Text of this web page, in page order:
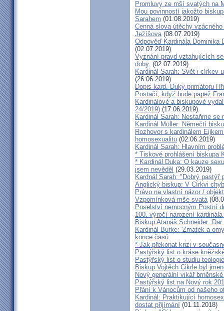
Promluvy ze mší svatých na
Mou povinností jakožto
Sarahem (01.08.2019)
Cenná slova útěchy
Ježíšova(08.07.2019)
Odpověď Kardinála Dominika
(02.07.2019)
Vyznání pravd vztahujících
doby. (02.07.2019)
Kardinál Sarah: Svět i církev
(26.06.2019)
Dopis kard. Duky primátoru
Postačí, když bude papež
Kardinálové a biskupové
24/2019) (17.06.2019)
Kardinál Sarah: Nestaňme
Kardinál Müller: Němečtí
Rozhovor s kardinálem
homosexualitu (02.06.2019)
Kardinál Sarah: Hlavním
* Tiskové prohlášení biskupa
* Kardinál Duka: O kauze
jsem nevěděl (29.03.2019)
Kardnál Sarah: "Dobrý
Anglický biskup: V Církvi
Právo na vlastní názor /
Vzpomínková mše svatá
Poselství nemocným Postní
100. výročí narození
Biskup Atanáš Schneider:
Kardinál Burke: 'Zmatek a
konce časů
* Jak překonat krizi v
Pastýřský list o kráse
Pastýřský list o studiu teologie
Biskup Vojtěch Cikrle byl
Nový generální vikář
Pastýřský list na Nový rok
Přání k Vánocům od našeho
Kardinál: Praktikující
dostat přijímání (01.11.2018)